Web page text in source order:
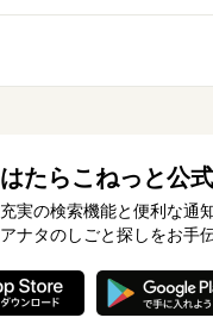
はたらこねっと公
充実の検索機能と便利な通
アナタのしごと探しをお手